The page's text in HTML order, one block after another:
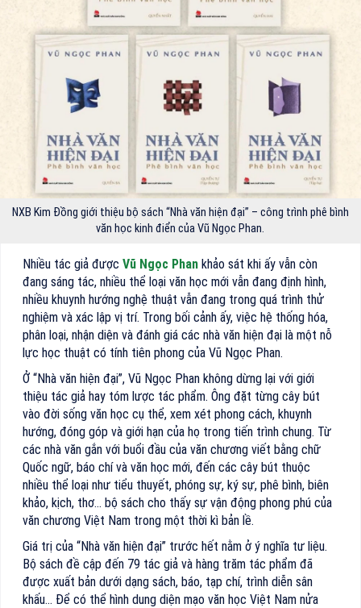
NXB Kim Đồng giới thiệu bộ sách “Nhà văn hiện đại” – công trình phê bình
văn học kinh điển của Vũ Ngọc Phan.
Nhiều tác giả được Vũ Ngọc Phan khảo sát khi ấy vẫn còn
đang sáng tác, nhiều thể loại văn học mới vẫn đang định hình,
nhiều khuynh hướng nghệ thuật vẫn đang trong quá trình thử
nghiệm và xác lập vị trí. Trong bối cảnh ấy, việc hệ thống hóa,
phân loại, nhận diện và đánh giá các nhà văn hiện đại là một nỗ
lực học thuật có tính tiên phong của Vũ Ngọc Phan.
Ở “Nhà văn hiện đại”, Vũ Ngọc Phan không dừng lại với giới
thiệu tác giả hay tóm lược tác phẩm. Ông đặt từng cây bút
vào đời sống văn học cụ thể, xem xét phong cách, khuynh
hướng, đóng góp và giới hạn của họ trong tiến trình chung. Từ
các nhà văn gắn với buổi đầu của văn chương viết bằng chữ
Quốc ngữ, báo chí và văn học mới, đến các cây bút thuộc
nhiều thể loại như tiểu thuyết, phóng sự, ký sự, phê bình, biên
khảo, kịch, thơ… bộ sách cho thấy sự vận động phong phú của
văn chương Việt Nam trong một thời kì bản lề.
Giá trị của “Nhà văn hiện đại” trước hết nằm ở ý nghĩa tư liệu.
Bộ sách đề cập đến 79 tác giả và hàng trăm tác phẩm đã
được xuất bản dưới dạng sách, báo, tạp chí, trình diễn sân
khấu… Để có thể hình dung diện mạo văn học Việt Nam nửa